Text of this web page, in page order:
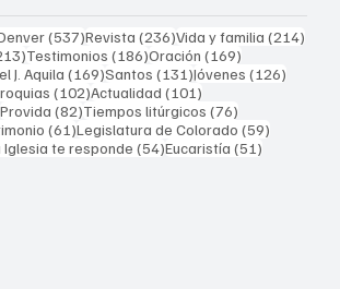
(537)537 entradas
Revista (236)236 entradas
Vida y familia (214)
213 entradas
Testimonios (186)186 entradas
Oración (169)
J. Aquila (169)169 entradas
Santos (131)131 entradas
Jóvenes (126)
entradas(102)102 entradas
Actualidad (101)
99 entradas
Provida (82)82 entradas
Tiempos litúrgicos (76)
(61)61 entradas
Legislatura de Colorado (59)
entradas
Iglesia te responde (54)54 entradas
Eucaristía (51)